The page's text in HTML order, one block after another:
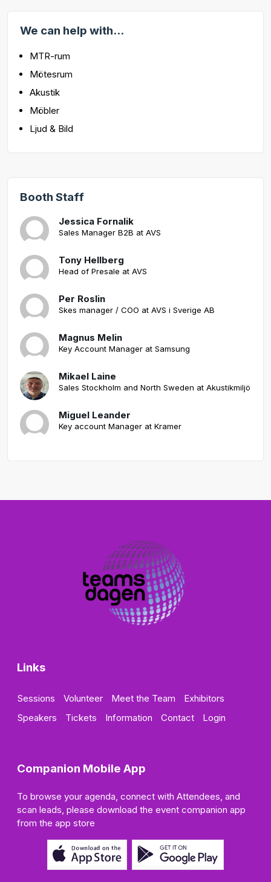
We can help with...
MTR-rum
Mötesrum
Akustik
Möbler
Ljud & Bild
Booth Staff
Jessica Fornalik
Sales Manager B2B at AVS
Tony Hellberg
Head of Presale at AVS
Per Roslin
Skes manager / COO at AVS i Sverige AB
Magnus Melin
Key Account Manager at Samsung
Mikael Laine
Sales Stockholm and North Sweden at Akustikmiljö
Miguel Leander
Key account Manager at Kramer
Links
Sessions Volunteer Meet the Team
Exhibitors
Speakers
Tickets Information Contact Login
Companion Mobile App
To browse your agenda, connect with Attendees, and
scan leads, please download the event companion app
from the app store